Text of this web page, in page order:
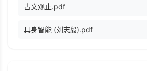
古文观止.pdf
具身智能 (刘志毅).pdf